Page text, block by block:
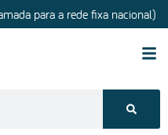
para a rede fixa nacional)